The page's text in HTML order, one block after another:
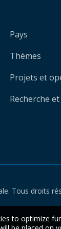
Pays
Thèmes
Projets et
Recherche
Tous droits
to optimize